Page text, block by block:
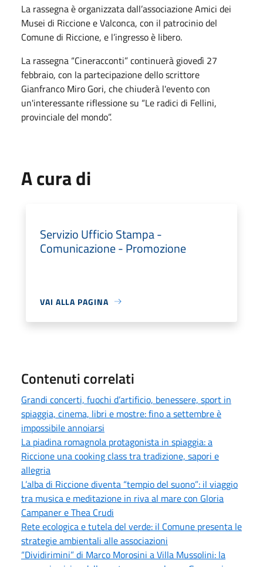
La rassegna è organizzata dall’associazione Amici dei
Musei di Riccione e Valconca, con il patrocinio del
Comune di Riccione, e l’ingresso è libero.
La rassegna “Cineracconti” continuerà giovedì 27
febbraio, con la partecipazione dello scrittore
Gianfranco Miro Gori, che chiuderà l'evento con
un'interessante riflessione su “Le radici di Fellini,
provinciale del mondo”.
A cura di
Servizio Ufficio Stampa -
Comunicazione - Promozione
VAI ALLA PAGINA
Contenuti correlati
Grandi concerti, fuochi d’artificio, benessere, sport in
spiaggia, cinema, libri e mostre: fino a settembre è
impossibile annoiarsi
La piadina romagnola protagonista in spiaggia: a
Riccione una cooking class tra tradizione, sapori e
allegria
L’alba di Riccione diventa “tempio del suono”: il viaggio
tra musica e meditazione in riva al mare con Gloria
Campaner e Thea Crudi
Rete ecologica e tutela del verde: il Comune presenta le
strategie ambientali alle associazioni
“Dividirimini” di Marco Morosini a Villa Mussolini: la